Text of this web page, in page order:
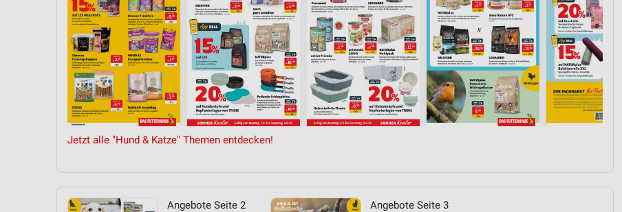
Jetzt alle "Hund & Katze" Themen entdecken!
Angebote Seite 2
Angebote Seite 3